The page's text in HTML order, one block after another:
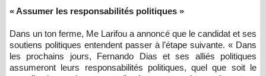
« Assumer les responsabilités politiques »
Dans un ton ferme, Me Larifou a annoncé que le candidat et ses
soutiens politiques entendent passer à l’étape suivante. « Dans
les prochains jours, Fernando Dias et ses alliés politiques
assumeront leurs responsabilités politiques, quel que soit le